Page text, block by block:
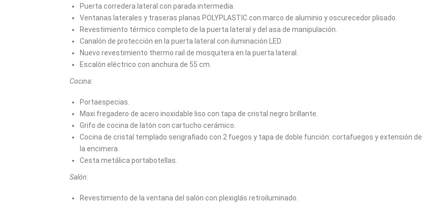
Puerta corredera lateral con parada intermedia.
Ventanas laterales y traseras planas POLYPLASTIC con marco de aluminio y oscurecedor plisado.
Revestimiento térmico completo de la puerta lateral y del asa de manipulación.
Canalón de protección en la puerta lateral con iluminación LED.
Nuevo revestimiento thermo rail de mosquitera en la puerta lateral.
Escalón eléctrico con anchura de 55 cm.
Cocina:
Portaespecias.
Maxi fregadero de acero inoxidable liso con tapa de cristal negro brillante.
Grifo de cocina de latón con cartucho cerámico.
Cocina de cristal templado serigrafiado con 2 fuegos y tapa de doble función: cortafuegos y extensión de
la encimera.
Cesta metálica portabotellas.
Salón:
Revestimiento de la ventana del salón con plexiglás retroiluminado.